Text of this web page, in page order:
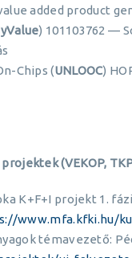
added product
) 101103762 —
Chips (UNLOOC)
(VEKOP,
K+F+I projekt 1.
www.mfa.kfki.hu/
témavezető: